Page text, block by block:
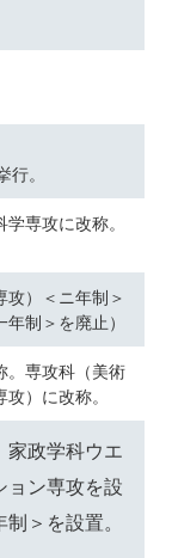
。
専攻に改称。
攻）＜ニ年制＞
制＞を廃止）
。専攻科（美術
）に改称。
家政学科ウエ
ョン専攻を設
＞を設置。